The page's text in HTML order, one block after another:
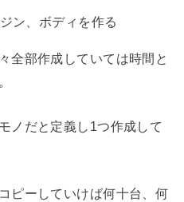
ン、ボディを作る
全部作成していては時間と
ノだと定義し1つ作成して
ピーしていけば何十台、何